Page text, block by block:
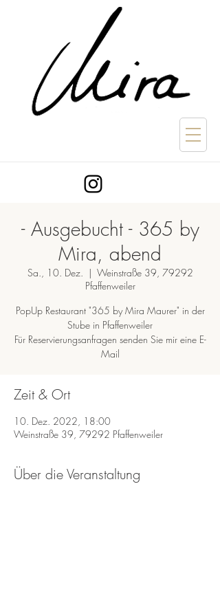
- Ausgebucht - 365 by
Mira, abend
Sa., 10. Dez.
  |
Weinstraße 39, 79292
Pfaffenweiler
PopUp Restaurant "365 by Mira Maurer" in der
Stube in Pfaffenweiler
Für Reservierungsanfragen senden Sie mir eine E-
Zeit & Ort
10. Dez. 2022, 18:00
Weinstraße 39, 79292 Pfaffenweiler
Über die Veranstaltung